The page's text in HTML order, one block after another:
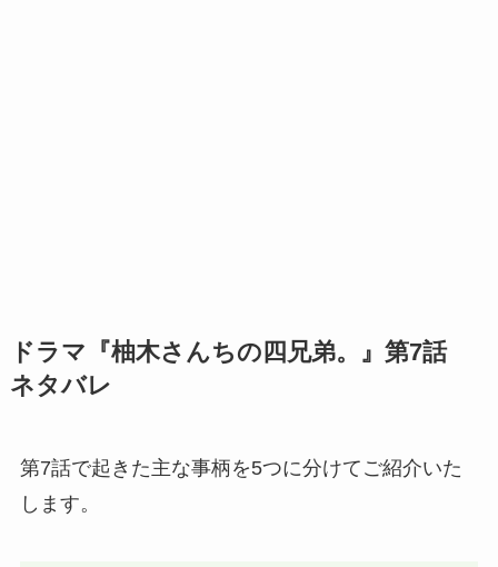
ドラマ『柚木さんちの四兄弟。』第7話
ネタバレ
第7話で起きた主な事柄を5つに分けてご紹介いた
します。